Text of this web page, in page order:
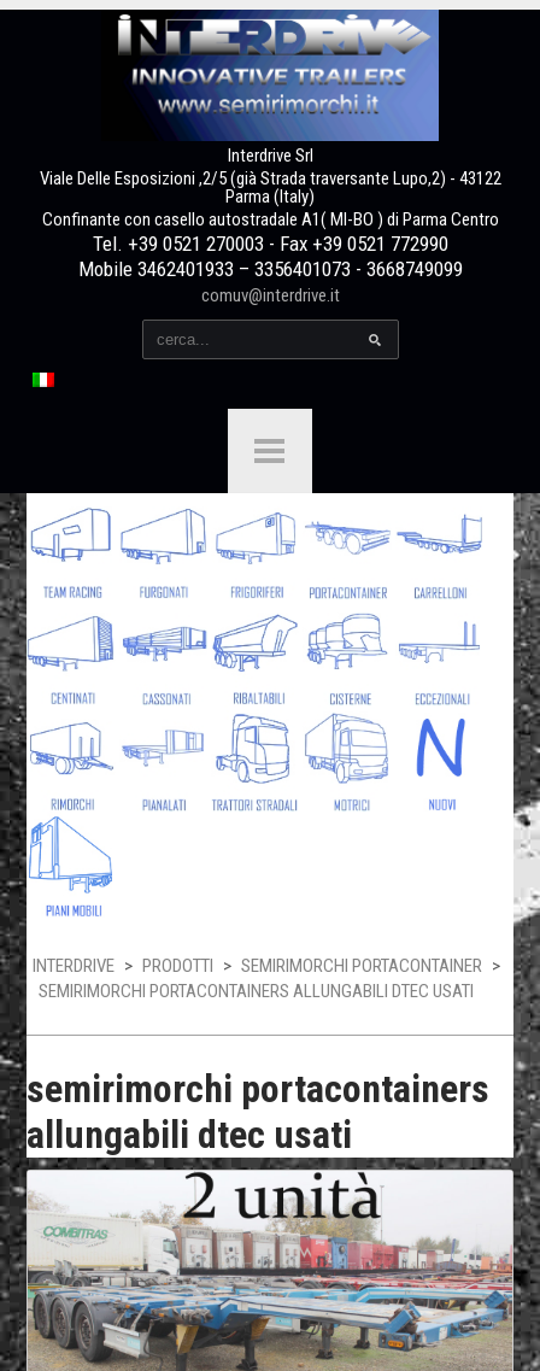
Interdrive Srl
Viale Delle Esposizioni ,2/5 (già Strada traversante Lupo,2) - 43122
Parma (Italy)
Confinante con casello autostradale A1( MI-BO ) di Parma Centro
Tel. +39 0521 270003 - Fax +39 0521 772990
Mobile 3462401933 – 3356401073 - 3668749099
comuv@interdrive.it
INTERDRIVE > PRODOTTI > SEMIRIMORCHI PORTACONTAINER >
SEMIRIMORCHI PORTACONTAINERS ALLUNGABILI DTEC USATI
semirimorchi portacontainers
allungabili dtec usati